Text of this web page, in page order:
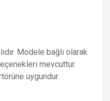
Modele bağlı olarak
mevcuttur.
uygundur.